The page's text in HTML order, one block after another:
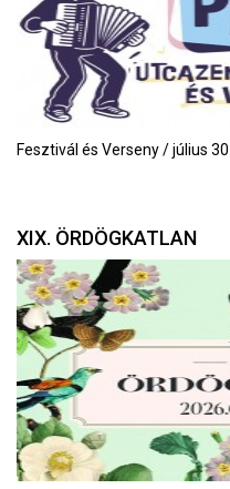
Fesztivál és Verseny / július
XIX. ÖRDÖGKATLAN